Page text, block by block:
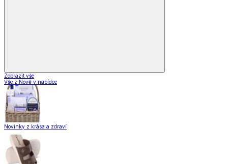
Zobrazit vše
Vše z Nově v nabídce
Novinky z krása a zdraví